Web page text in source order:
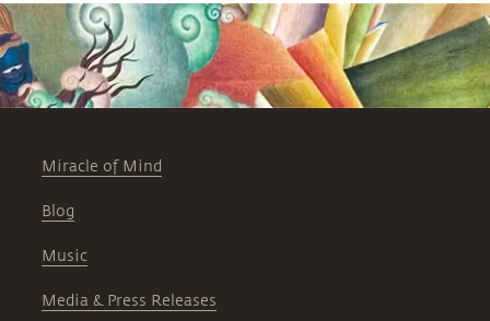
Miracle of Mind
Blog
Music
Media & Press Releases